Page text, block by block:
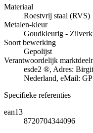
Materiaal
Roestvrij staal (RVS)
Metalen-kleur
Goudkleurig -
Soort bewerking
Gepolijst
Verantwoordelijk
esde2 ®, Adres:
Nederland, eMail:
Specifieke referenties
ean13
8720704344096